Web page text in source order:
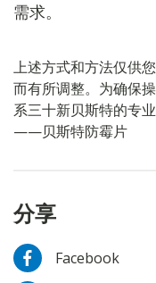
需求。
上述方式和方法仅供
而有所调整。为确保
系三十新贝斯特的专
——贝斯特防霉片
分享
Facebook